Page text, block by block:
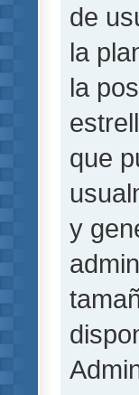
de
la
la
que
y